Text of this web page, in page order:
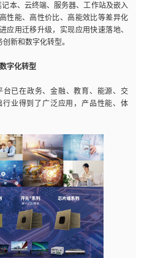
本、云终端、服务器、工作站及嵌入
性能、高性价比、高能效比等差异化
应用迁移升级，实现应用快速落地、
新和数字化转型。
字化转型
已在政务、金融、教育、能源、交
业得到了广泛应用，产品性能、体